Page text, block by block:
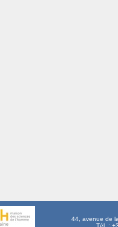
44, avenue de
Tél. :